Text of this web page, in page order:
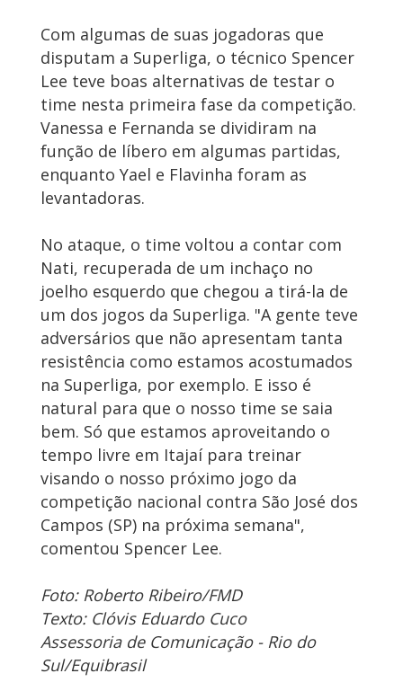
Com algumas de suas jogadoras que
disputam a Superliga, o técnico Spencer
Lee teve boas alternativas de testar o
time nesta primeira fase da competição.
Vanessa e Fernanda se dividiram na
função de líbero em algumas partidas,
enquanto Yael e Flavinha foram as
levantadoras.
No ataque, o time voltou a contar com
Nati, recuperada de um inchaço no
joelho esquerdo que chegou a tirá-la de
um dos jogos da Superliga. "A gente teve
adversários que não apresentam tanta
resistência como estamos acostumados
na Superliga, por exemplo. E isso é
natural para que o nosso time se saia
bem. Só que estamos aproveitando o
tempo livre em Itajaí para treinar
visando o nosso próximo jogo da
competição nacional contra São José dos
Campos (SP) na próxima semana",
comentou Spencer Lee.
Foto: Roberto Ribeiro/FMD
Texto: Clóvis Eduardo Cuco
Assessoria de Comunicação - Rio do
Sul/Equibrasil